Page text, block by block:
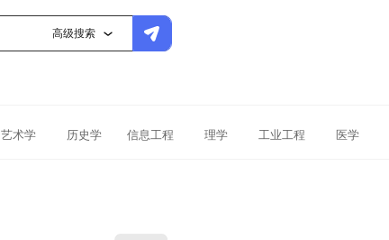
高级搜索
艺术学 历史学 信息工程 理学 工业工程 医学